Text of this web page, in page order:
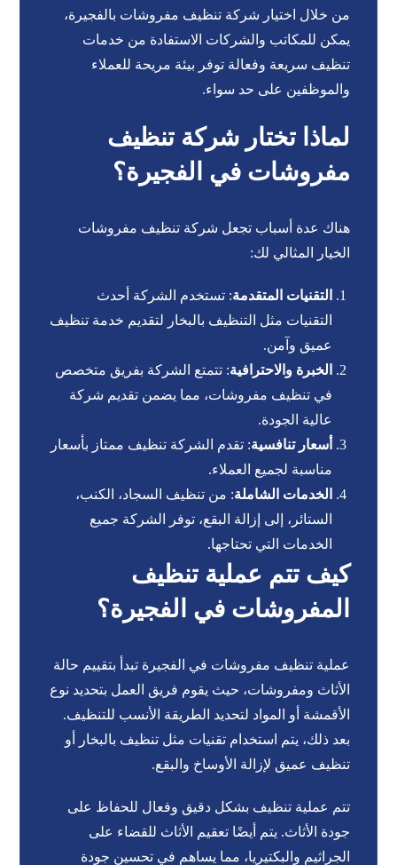
من خلال اختيار شركة تنظيف مفروشات بالفجيرة،
يمكن للمكاتب والشركات الاستفادة من خدمات
تنظيف سريعة وفعالة توفر بيئة مريحة للعملاء
والموظفين على حد سواء.
لماذا تختار شركة تنظيف
مفروشات في الفجيرة؟
هناك عدة أسباب تجعل شركة تنظيف مفروشات
الخيار المثالي لك:
التقنيات المتقدمة: تستخدم الشركة أحدث
التقنيات مثل التنظيف بالبخار لتقديم خدمة تنظيف
عميق وآمن.
الخبرة والاحترافية: تتمتع الشركة بفريق متخصص
في تنظيف مفروشات، مما يضمن تقديم شركة
عالية الجودة.
أسعار تنافسية: تقدم الشركة تنظيف ممتاز بأسعار
مناسبة لجميع العملاء.
الخدمات الشاملة: من تنظيف السجاد، الكنب،
الستائر، إلى إزالة البقع، توفر الشركة جميع
الخدمات التي تحتاجها.
كيف تتم عملية تنظيف
المفروشات في الفجيرة؟
عملية تنظيف مفروشات في الفجيرة تبدأ بتقييم حالة
الأثاث ومفروشات، حيث يقوم فريق العمل بتحديد نوع
الأقمشة أو المواد لتحديد الطريقة الأنسب للتنظيف.
بعد ذلك، يتم استخدام تقنيات مثل تنظيف بالبخار أو
تنظيف عميق لإزالة الأوساخ والبقع.
تتم عملية تنظيف بشكل دقيق وفعال للحفاظ على
جودة الأثاث. يتم أيضًا تعقيم الأثاث للقضاء على
الجراثيم والبكتيريا، مما يساهم في تحسين جودة